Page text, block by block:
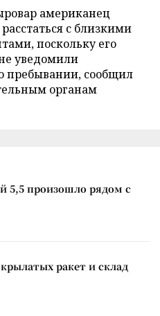
американец
с близкими
поскольку его
уведомили
пребывании, сообщил
органам
5,5 произошло рядом с
ракет и склад